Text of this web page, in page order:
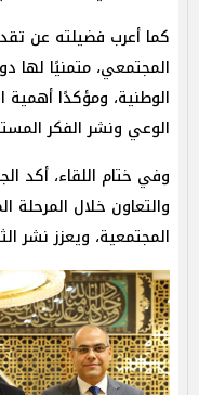
كما أعرب فضيلته عن
المجتمعي، متمنيًا لها
الوطنية، ومؤكدًا
الوعي ونشر الفكر
وفي ختام اللقاء، أكد
والتعاون خلال المرحلة
المجتمعية، ويعزز نشر